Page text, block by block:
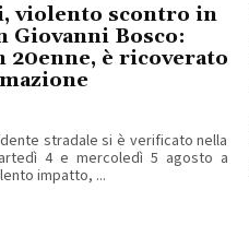
violento scontro in
Giovanni Bosco:
20enne, è ricoverato
stradale si è verificato nella
4 e mercoledì 5 agosto a
impatto, ...